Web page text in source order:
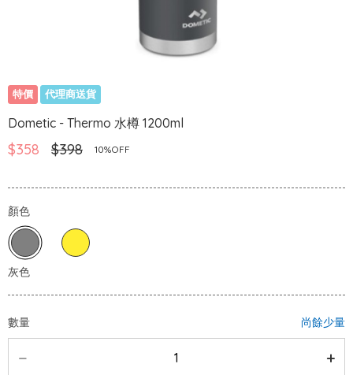
特價 代理商送貨
Dometic - Thermo 水樽 1200ml
$358 $398 10%OFF
顏色
數量 尚餘少量